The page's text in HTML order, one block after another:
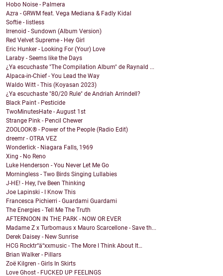
Hobo Noise - Palmera
Azra - GRWM feat. Vega Mediana & Fadly Kidal
Softie - listless
Irrenoid - Sundown (Album Version)
Red Velvet Supreme - Hey Girl
Eric Hunker - Looking For (Your) Love
Laraby - Seems like the Days
¿Ya escuchaste "The Compilation Album" de Raynald ...
Alpaca-in-Chief - You Lead the Way
Waldo Witt - This (Koyasan 2023)
¿Ya escuchaste "80/20 Rule" de Andriah Arrindell?
Black Paint - Pesticide
TwoMinutesHate - August 1st
Strange Pink - Pencil Chewer
ZOOLOOK® - Power of the People (Radio Edit)
dreemr - OTRA VEZ
Wonderlick - Niagara Falls, 1969
Xing - No Reno
Luke Henderson - You Never Let Me Go
Morningless - Two Birds Singing Lullabies
J-HE! - Hey, I've Been Thinking
Joe Lapinski - I Know This
Francesca Pichierri - Guardami Guardami
The Energies - Tell Me The Truth
AFTERNOON IN THE PARK - NOW OR EVER
Madame Z x Turbomaus x Mauro Scarcellone - Save th...
Derek Daisey - New Sunrise
HCG Rocktr“ä“xxmusic - The More I Think About It…
Brian Walker - Pillars
Zoë Kilgren - Girls In Skirts
Love Ghost - FUCKED UP FEELINGS